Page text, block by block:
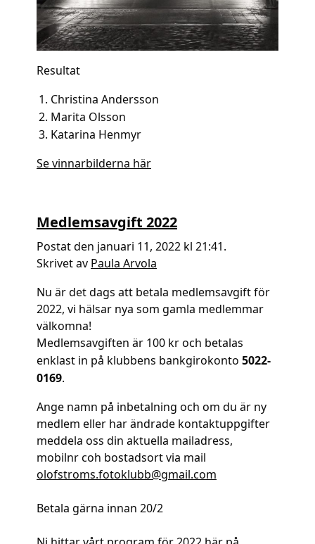
Resultat
Christina Andersson
Marita Olsson
Katarina Henmyr
Se vinnarbilderna här
Medlemsavgift 2022
Postat den januari 11, 2022 kl 21:41.
Skrivet av Paula Arvola
Nu är det dags att betala medlemsavgift för
2022, vi hälsar nya som gamla medlemmar
välkomna!
Medlemsavgiften är 100 kr och betalas
enklast in på klubbens bankgirokonto 5022-
0169.
Ange namn på inbetalning och om du är ny
medlem eller har ändrade kontaktuppgifter
meddela oss din aktuella mailadress,
mobilnr coh bostadsortvia mail
olofstroms.fotoklubb@gmail.com
Betala gärna innan 20/2